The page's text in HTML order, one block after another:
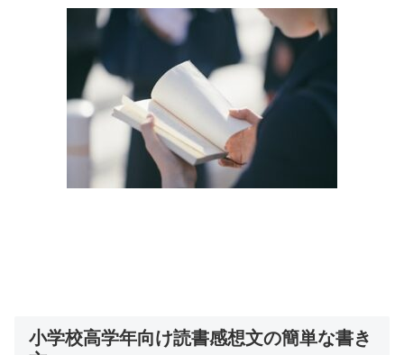
小学校高学年向け読書感想文の簡単な書き